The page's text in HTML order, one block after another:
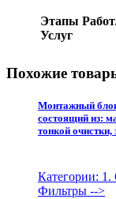
Этапы
Услуг
Похожие
Монтажный
состоящий из:
тонкой очистки,
Категории: 1.
Фильтры -->